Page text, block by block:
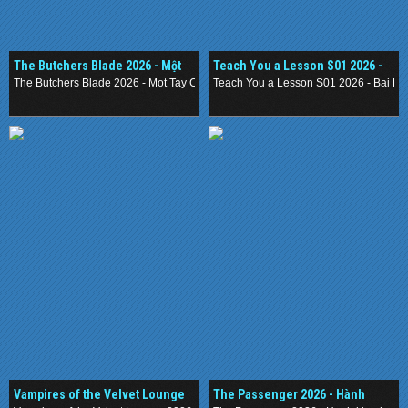
The Butchers Blade 2026 - Một
Tay Che Trời
The Butchers Blade 2026 - Mot Tay Che Troi
Teach You a Lesson S01 2026 -
Bài Học Đáng Đời
Teach You a Lesson S01 2026 - Bai
Vampires of the Velvet Lounge
The Passenger 2026 - Hành